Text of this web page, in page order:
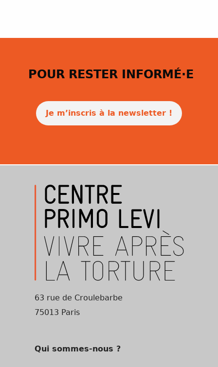
POUR RESTER INFORMÉ·E
Je m’inscris à la newsletter !
63 rue de Croulebarbe
75013 Paris
Qui sommes-nous ?